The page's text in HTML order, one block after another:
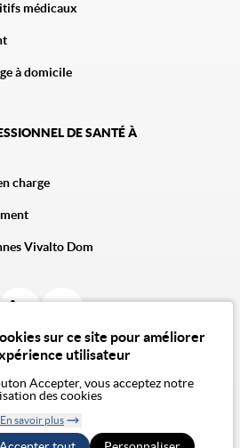
sur ce site pour améliorer
utilisateur
Accepter, vous acceptez notre
des cookies
En savoir plus
Retirer le
médicaux
à domicile
DE SANTÉ À
charge
Vivalto Dom
Vivalto Santé
Exercer mes droits RGPD
Numérique : non conforme